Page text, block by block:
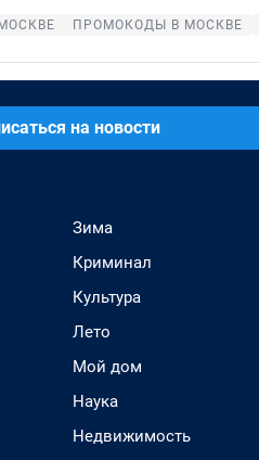
ПРОМОКОДЫ В МОСКВЕ
на новости
Зима
Криминал
Культура
Лето
Мой дом
Наука
Недвижимость